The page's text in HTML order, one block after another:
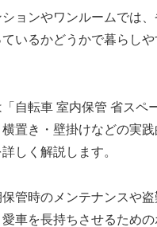
ョンやワンルームでは
いるかどうかで暮らし
自転車 室内保管 省スペ
置き・壁掛けなどの実
しく解説します。
管時のメンテナンスや
愛車を長持ちさせるため